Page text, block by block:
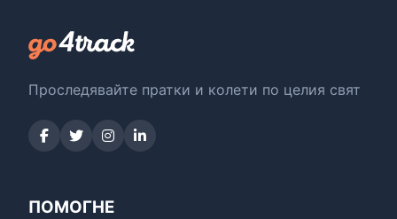
Проследявайте пратки и колети по целия свят
ПОМОГНЕ